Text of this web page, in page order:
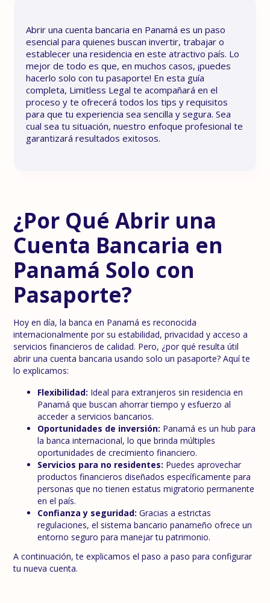
Abrir una cuenta bancaria en Panamá es un paso
esencial para quienes buscan invertir, trabajar o
establecer una residencia en este atractivo país. Lo
mejor de todo es que, en muchos casos, ¡puedes
hacerlo solo con tu pasaporte! En esta guía
completa, Limitless Legal te acompañará en el
proceso y te ofrecerá todos los tips y requisitos
para que tu experiencia sea sencilla y segura. Sea
cual sea tu situación, nuestro enfoque profesional te
garantizará resultados exitosos.
¿Por Qué Abrir una
Cuenta Bancaria en
Panamá Solo con
Pasaporte?
Hoy en día, la banca en Panamá es reconocida
internacionalmente por su estabilidad, privacidad y acceso a
servicios financieros de calidad. Pero, ¿por qué resulta útil
abrir una cuenta bancaria usando solo un pasaporte? Aquí te
lo explicamos:
Flexibilidad: Ideal para extranjeros sin residencia en
Panamá que buscan ahorrar tiempo y esfuerzo al
acceder a servicios bancarios.
Oportunidades de inversión: Panamá es un hub para
la banca internacional, lo que brinda múltiples
oportunidades de crecimiento financiero.
Servicios para no residentes: Puedes aprovechar
productos financieros diseñados específicamente para
personas que no tienen estatus migratorio permanente
en el país.
Confianza y seguridad: Gracias a estrictas
regulaciones, el sistema bancario panameño ofrece un
entorno seguro para manejar tu patrimonio.
A continuación, te explicamos el paso a paso para configurar
tu nueva cuenta.